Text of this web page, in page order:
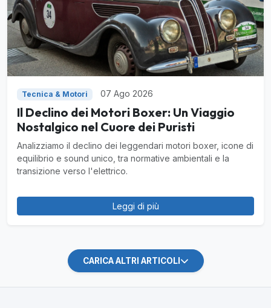
Tecnica & Motori 07 Ago 2026
Il Declino dei Motori Boxer: Un Viaggio
Nostalgico nel Cuore dei Puristi
Analizziamo il declino dei leggendari motori boxer, icone di
equilibrio e sound unico, tra normative ambientali e la
transizione verso l'elettrico.
Leggi di più
CARICA ALTRI ARTICOLI